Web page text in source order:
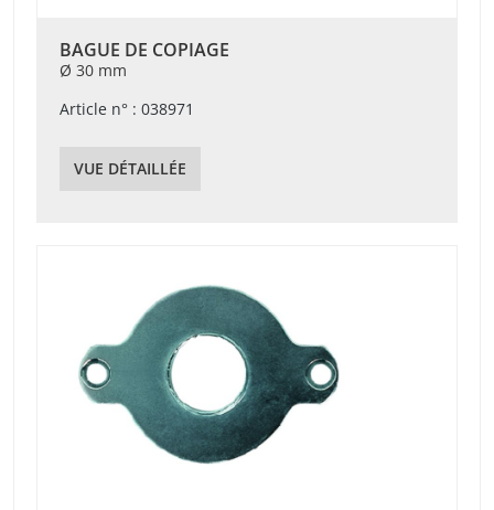
BAGUE DE COPIAGE
Ø 30 mm
Article n° : 038971
VUE DÉTAILLÉE